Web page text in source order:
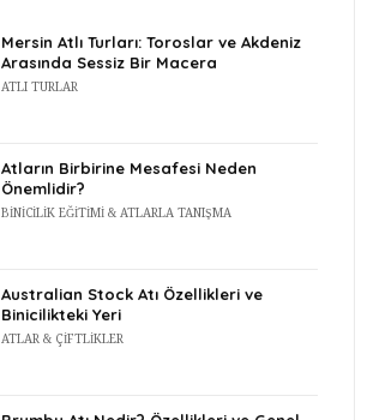
Mersin Atlı Turları: Toroslar ve Akdeniz
Arasında Sessiz Bir Macera
ATLI TURLAR
Atların Birbirine Mesafesi Neden
Önemlidir?
BINICILIK EĞITIMI & ATLARLA TANIŞMA
Australian Stock Atı Özellikleri ve
Binicilikteki Yeri
ATLAR & ÇIFTLIKLER